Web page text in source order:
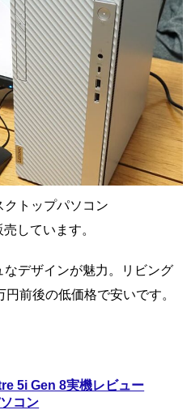
クトップパソコン
しています。
デザインが魅力。リビング
前後の低価格で安いです。
5i Gen 8実機レビュー
コン